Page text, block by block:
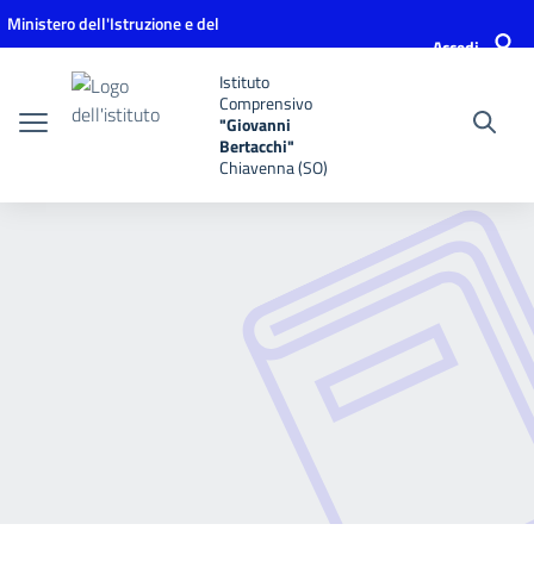
Vai ai contenuti
Vai al menu di navigazione
Vai al footer
Ministero dell'Istruzione e del
Accedi
Istituto
Comprensivo
"Giovanni
Bertacchi"
Chiavenna (SO)